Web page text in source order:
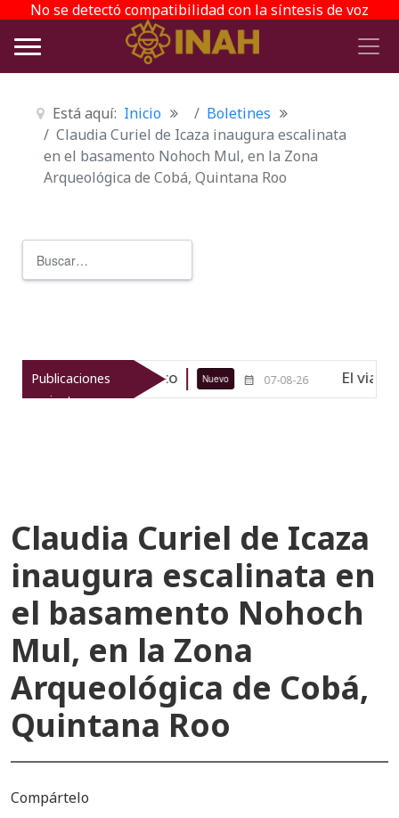
No se detectó compatibilidad con la síntesis de voz
Está aquí: Inicio
Boletines
Claudia Curiel de Icaza inaugura escalinata
en el basamento Nohoch Mul, en la Zona
Arqueológica de Cobá, Quintana Roo
Publicaciones
recientes
de Texcoco 07-08-26 El viaje del jíkuri:
Claudia Curiel de Icaza
inaugura escalinata en
el basamento Nohoch
Mul, en la Zona
Arqueológica de Cobá,
Quintana Roo
Compártelo